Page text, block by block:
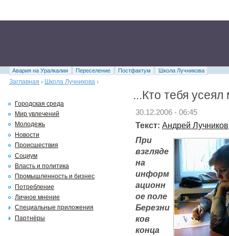
Авария на Уралкалии Переселение Постфактум
Школа Лучникова
Заглавная › Школа Лучникова ›
...Кто тебя
30.12.2006 - 06:45
Текст: Андрей Лучников
При
взгляде
на
информ
ационн
ое поле
Березни
ков
конца
Городская среда
Мир увлечений
Молодежь
Новости
Происшествия
Социум
Власть и политика
Промышленность и бизнес
Потребление
Личное мнение
Специальные приложения
Партнёры